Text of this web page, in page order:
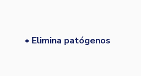
• Elimina patógenos